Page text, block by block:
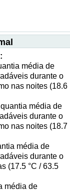
média de
durante o
nas noites (18.6
média de
durante o
nas noites (18.7
média de
durante o
(17.5 °C / 63.5
média de